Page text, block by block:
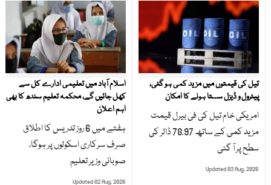
تیل کی قیمتوں میں مزید کمی ہو گئی،
پیٹرول و ڈیزل سستا ہونے کا امکان
امریکی خام تیل کی فی بیرل قیمت
مزید کمی کے ساتھ 78.97 ڈالر کی
سطح پر آ گئی
Updated 03 Aug, 2026
اسلام آباد میں تعلیمی ادارے کل سے
کھل جائیں گے، محکمہ تعلیم سندھ کا بھی
اہم اعلان
ہفتے میں 6 روز تدریس کا اطلاق
صرف سرکاری اسکولوں پر ہوگا،
صوبائی وزیر تعلیم
Updated 02 Aug, 2026